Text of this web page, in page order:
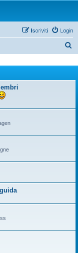
Login
Iscriviti
c